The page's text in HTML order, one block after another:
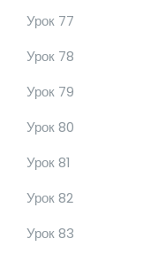
Урок 77
Урок 78
Урок 79
Урок 80
Урок 81
Урок 82
Урок 83